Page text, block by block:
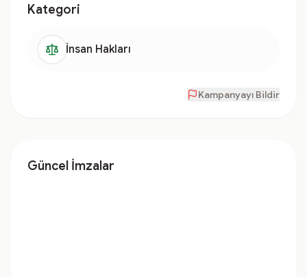
Kategori
İnsan Hakları
Kampanyayı Bildir
Güncel İmzalar